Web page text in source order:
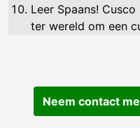
Leer Spaans!
ter wereld om een
Neem contact